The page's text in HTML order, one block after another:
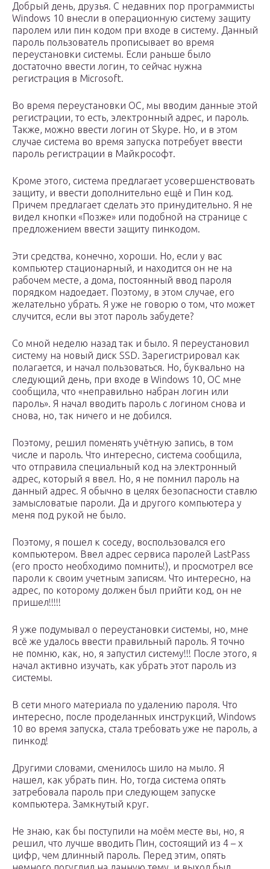
Добрый день, друзья. С недавних пор программисты
Windows 10 внесли в операционную систему защиту
паролем или пин кодом при входе в систему. Данный
пароль пользователь прописывает во время
переустановки системы. Если раньше было
достаточно ввести логин, то сейчас нужна
регистрация в Microsoft.
Во время переустановки ОС, мы вводим данные этой
регистрации, то есть, электронный адрес, и пароль.
Также, можно ввести логин от Skype. Но, и в этом
случае система во время запуска потребует ввести
пароль регистрации в Майкрософт.
Кроме этого, система предлагает усовершенствовать
защиту, и ввести дополнительно ещё и Пин код.
Причем предлагает сделать это принудительно. Я не
видел кнопки «Позже» или подобной на странице с
предложением ввести защиту пинкодом.
Эти средства, конечно, хороши. Но, если у вас
компьютер стационарный, и находится он не на
рабочем месте, а дома, постоянный ввод пароля
порядком надоедает. Поэтому, в этом случае, его
желательно убрать. Я уже не говорю о том, что может
случится, если вы этот пароль забудете?
Со мной неделю назад так и было. Я переустановил
систему на новый диск SSD. Зарегистрировал как
полагается, и начал пользоваться. Но, буквально на
следующий день, при входе в Windows 10, ОС мне
сообщила, что «неправильно набран логин или
пароль». Я начал вводить пароль с логином снова и
снова, но, так ничего и не добился.
Поэтому, решил поменять учётную запись, в том
числе и пароль. Что интересно, система сообщила,
что отправила специальный код на электронный
адрес, который я ввел. Но, я не помнил пароль на
данный адрес. Я обычно в целях безопасности ставлю
замысловатые пароли. Да и другого компьютера у
меня под рукой не было.
Поэтому, я пошел к соседу, воспользовался его
компьютером. Ввел адрес сервиса паролей LastPass
(его просто необходимо помнить!), и просмотрел все
пароли к своим учетным записям. Что интересно, на
адрес, по которому должен был прийти код, он не
пришел!!!!!
Я уже подумывал о переустановки системы, но, мне
всё же удалось ввести правильный пароль. Я точно
не помню, как, но, я запустил систему!!! После этого, я
начал активно изучать, как убрать этот пароль из
системы.
В сети много материала по удалению пароля. Что
интересно, после проделанных инструкций, Windows
10 во время запуска, стала требовать уже не пароль, а
пинкод!
Другими словами, сменилось шило на мыло. Я
нашел, как убрать пин. Но, тогда система опять
затребовала пароль при следующем запуске
компьютера. Замкнутый круг.
Не знаю, как бы поступили на моём месте вы, но, я
решил, что лучше вводить Пин, состоящий из 4 – х
цифр, чем длинный пароль. Перед этим, опять